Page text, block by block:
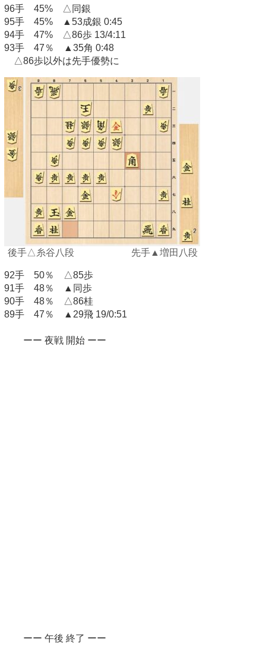
96手 45% △同銀
95手 45% ▲53成銀 0:45
94手 47% △86歩 13/4:11
93手 47％ ▲35角 0:48
△86歩以外は先手優勢に
後手△糸谷八段 先手▲増田八段
92手 50％ △85歩
91手 48％ ▲同歩
90手 48％ △86桂
89手 47％ ▲29飛 19/0:51
ーー 夜戦 開始 ーー
ーー 午後 終了 ーー